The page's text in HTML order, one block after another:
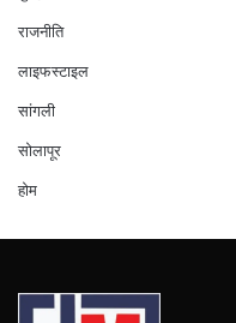
राजनीति
लाइफस्टाइल
सांगली
सोलापूर
होम